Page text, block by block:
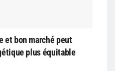
et bon marché peut
plus équitable